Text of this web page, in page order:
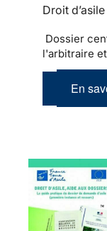
Droit d’asile
Dossier
l'arbitraire
En